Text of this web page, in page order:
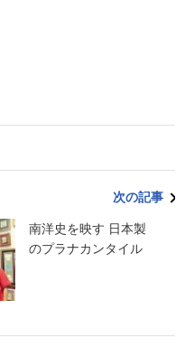
次の記事
南洋史を映す 日本製
のプラナカンタイル